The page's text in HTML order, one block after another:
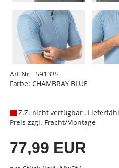
Art.Nr. 591335
Farbe: CHAMBRAY BLUE
Z.Z. nicht verfügbar ,
Preis zzgl. Fracht/Montage
77,99 EUR